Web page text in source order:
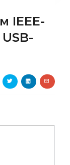
IEEE-